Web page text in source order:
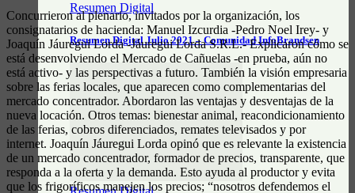
Resumen Digital
Resumen Digital Julio 2021 – Comunidad InfoBrandsen
Concurrieron al plenario, invitados por la organización, los
consignatarios de hacienda: Manuel Izcurdia -Pedro Noel Irey- y
Joaquín Jáuregui Lorda -Jáuregui Lorda S.R.L.- Explicaron cómo se
está desenvolviendo el Mercado de Cañuelas -en prueba, aún no
está activo- y las perspectivas a futuro. También la visión empresaria
sobre las ferias locales, que aparecen como complementarias del
mercado concentrador. Abordaron las ventajas y desventajas de la
nueva locación. Otros temas: bienestar animal, reacondicionamiento
de las ferias, cobros diferenciados, remates televisados y por
internet. Joaquín Jáuregui Lorda opinó que es relevante la existencia
de un mercado concentrador, formador de precios, transparente, que
responda a la oferta y la demanda. Esto ayuda al productor y evita
que los frigoríficos manejen los precios; “nosotros defendemos el